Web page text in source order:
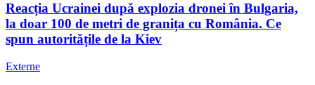
Reacția Ucrainei după explozia dronei în Bulgaria,
la doar 100 de metri de granița cu România. Ce
spun autoritățile de la Kiev
Externe